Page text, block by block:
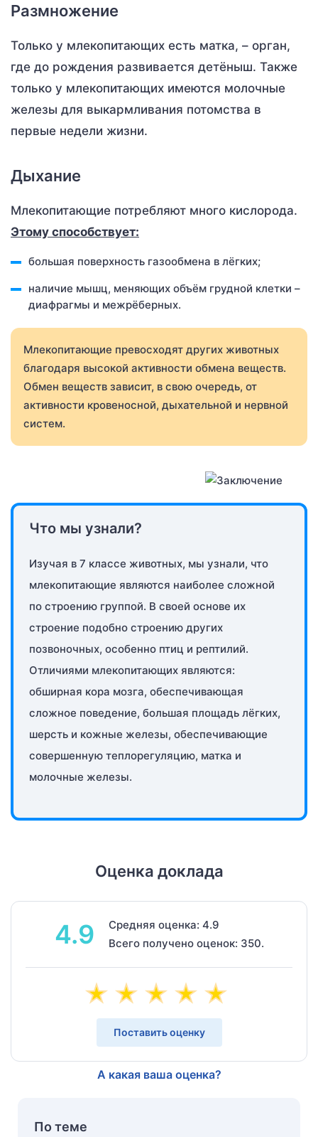
Размножение
Только у млекопитающих есть матка, – орган,
где до рождения развивается детёныш. Также
только у млекопитающих имеются молочные
железы для выкармливания потомства в
первые недели жизни.
Дыхание
Млекопитающие потребляют много кислорода.
Этому способствует:
большая поверхность газообмена в лёгких;
наличие мышц, меняющих объём грудной клетки –
диафрагмы и межрёберных.
Млекопитающие превосходят других животных
благодаря высокой активности обмена веществ.
Обмен веществ зависит, в свою очередь, от
активности кровеносной, дыхательной и нервной
систем.
Что мы узнали?
Изучая в 7 классе животных, мы узнали, что
млекопитающие являются наиболее сложной
по строению группой. В своей основе их
строение подобно строению других
позвоночных, особенно птиц и рептилий.
Отличиями млекопитающих являются:
обширная кора мозга, обеспечивающая
сложное поведение, большая площадь лёгких,
шерсть и кожные железы, обеспечивающие
совершенную теплорегуляцию, матка и
молочные железы.
Оценка доклада
4.9
Средняя оценка: 4.9
Всего получено оценок: 350.
Поставить оценку
А какая ваша оценка?
По теме